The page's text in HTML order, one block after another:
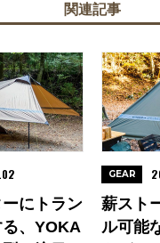
関連記事
にトラン
、YOKA
薪スト
ル可能
GEAR